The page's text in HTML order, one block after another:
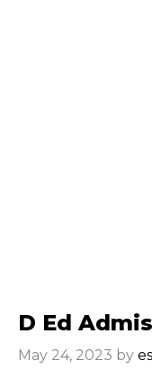
D Ed
May 24, 2023 by